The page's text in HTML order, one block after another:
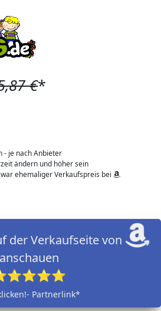
€*
- je nach Anbieter
ändern und höher sein
ehemaliger Verkaufspreis bei
der Verkaufseite von
anschauen
Partnerlink*